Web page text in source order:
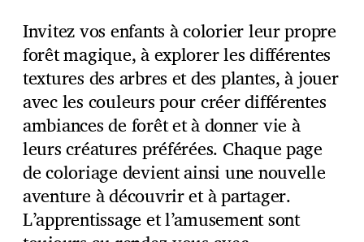
Invitez vos enfants à colorier leur propre
forêt magique, à explorer les différentes
textures des arbres et des plantes, à jouer
avec les couleurs pour créer différentes
ambiances de forêt et à donner vie à
leurs créatures préférées. Chaque page
de coloriage devient ainsi une nouvelle
aventure à découvrir et à partager.
L’apprentissage et l’amusement sont